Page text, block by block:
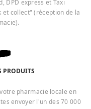
DPD express et Taxi
et collect" (réception de la
PRODUITS
pharmacie locale en
envoyer l'un des 70 000